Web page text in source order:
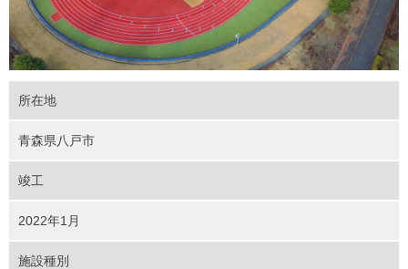
所在地
青森県八戸市
竣工
2022年1月
施設種別